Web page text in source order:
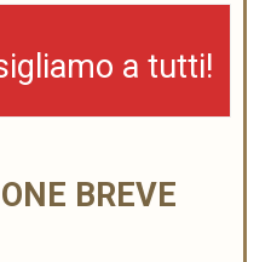
a tutti!
BREVE